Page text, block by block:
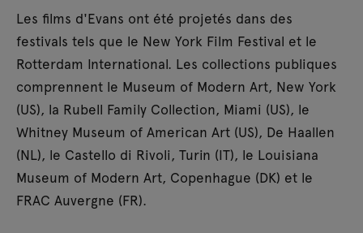
Les films d'Evans ont été projetés dans des
festivals tels que le New York Film Festival et le
Rotterdam International. Les collections publiques
comprennent le Museum of Modern Art, New York
(US), la Rubell Family Collection, Miami (US), le
Whitney Museum of American Art (US), De Haallen
(NL), le Castello di Rivoli, Turin (IT), le Louisiana
Museum of Modern Art, Copenhague (DK) et le
FRAC Auvergne (FR).